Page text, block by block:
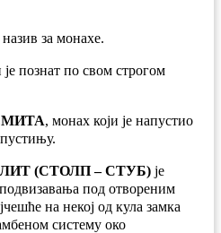
за монахе.
је познат по свом строгом
, монах који је напустио
(СТОЛП – СТУБ) је
под отвореним
на некој од кула замка
систему око